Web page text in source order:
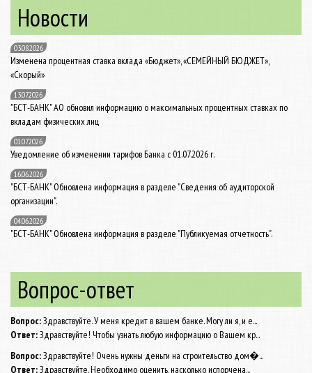
Новости
03.08.2026
Изменена процентная ставка вклада «Бюджет», «СЕМЕЙНЫЙ БЮДЖЕТ»,
«Скорый»
13.07.2026
"БСТ-БАНК" АО обновил информацию о максимальных процентных ставках по
вкладам физических лиц
01.07.2026
Уведомление об изменении тарифов Банка с 01.07.2026 г.
16.06.2026
"БСТ-БАНК" Обновлена информация в разделе "Сведения об аудиторской
организации".
04.06.2026
"БСТ-БАНК" Обновлена информация в разделе "Публикуемая отчетность".
Вопрос-ответ
Вопрос:Здравствуйте. У меня кредит в вашем банке. Могу ли я, и е...
Ответ:Здравствуйте! Чтобы узнать любую информацию о Вашем кр...
Вопрос:Здравствуйте! Очень нужны деньги на строительство дом�...
Ответ:Здравствуйте. Необходимо оценить, насколько испорчена...